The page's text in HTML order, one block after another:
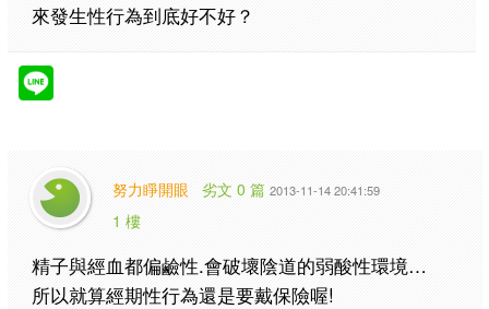
來發生性行為到底好不好？
努力睜開眼 劣文 0 篇 2013-11-14 20:41:59
1 樓
精子與經血都偏鹼性.會破壞陰道的弱酸性環境…
所以就算經期性行為還是要戴保險喔!